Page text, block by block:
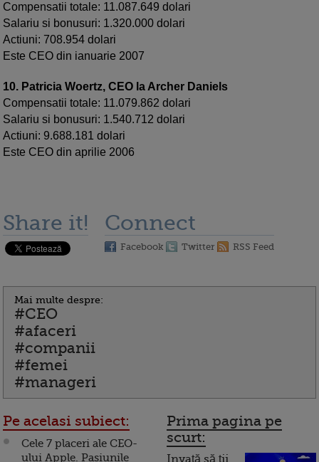
Compensatii totale: 11.087.649 dolari
Salariu si bonusuri: 1.320.000 dolari
Actiuni: 708.954 dolari
Este CEO din ianuarie 2007
10. Patricia Woertz, CEO la Archer Daniels
Compensatii totale: 11.079.862 dolari
Salariu si bonusuri: 1.540.712 dolari
Actiuni: 9.688.181 dolari
Este CEO din aprilie 2006
Share it! Connect
Facebook Twitter RSS Feed
Mai multe despre:
#CEO
#afaceri
#companii
#femei
#manageri
Pe acelasi subiect:
Cele 7 placeri ale CEO-
ului Apple. Pasiunile
Prima pagina pe
scurt:
Invață să ții